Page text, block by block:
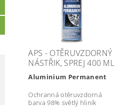
APS - OTĚRUVZDORNÝ
NÁSTŘIK, SPREJ 400 ML
Aluminium Permanent
Ochranná otěruvzdorná
barva 98% světlý hliník